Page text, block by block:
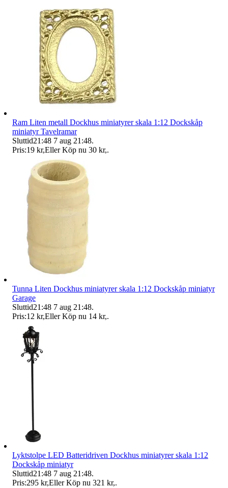
Ram Liten metall Dockhus miniatyrer skala 1:12 Dockskåp
miniatyr Tavelramar
Sluttid21:48 7 aug 21:48.
Pris:19 kr,Eller Köp nu 30 kr,.
Tunna Liten Dockhus miniatyrer skala 1:12 Dockskåp miniatyr
Garage
Sluttid21:48 7 aug 21:48.
Pris:12 kr,Eller Köp nu 14 kr,.
Lyktstolpe LED Batteridriven Dockhus miniatyrer skala 1:12
Dockskåp miniatyr
Sluttid21:48 7 aug 21:48.
Pris:295 kr,Eller Köp nu 321 kr,.